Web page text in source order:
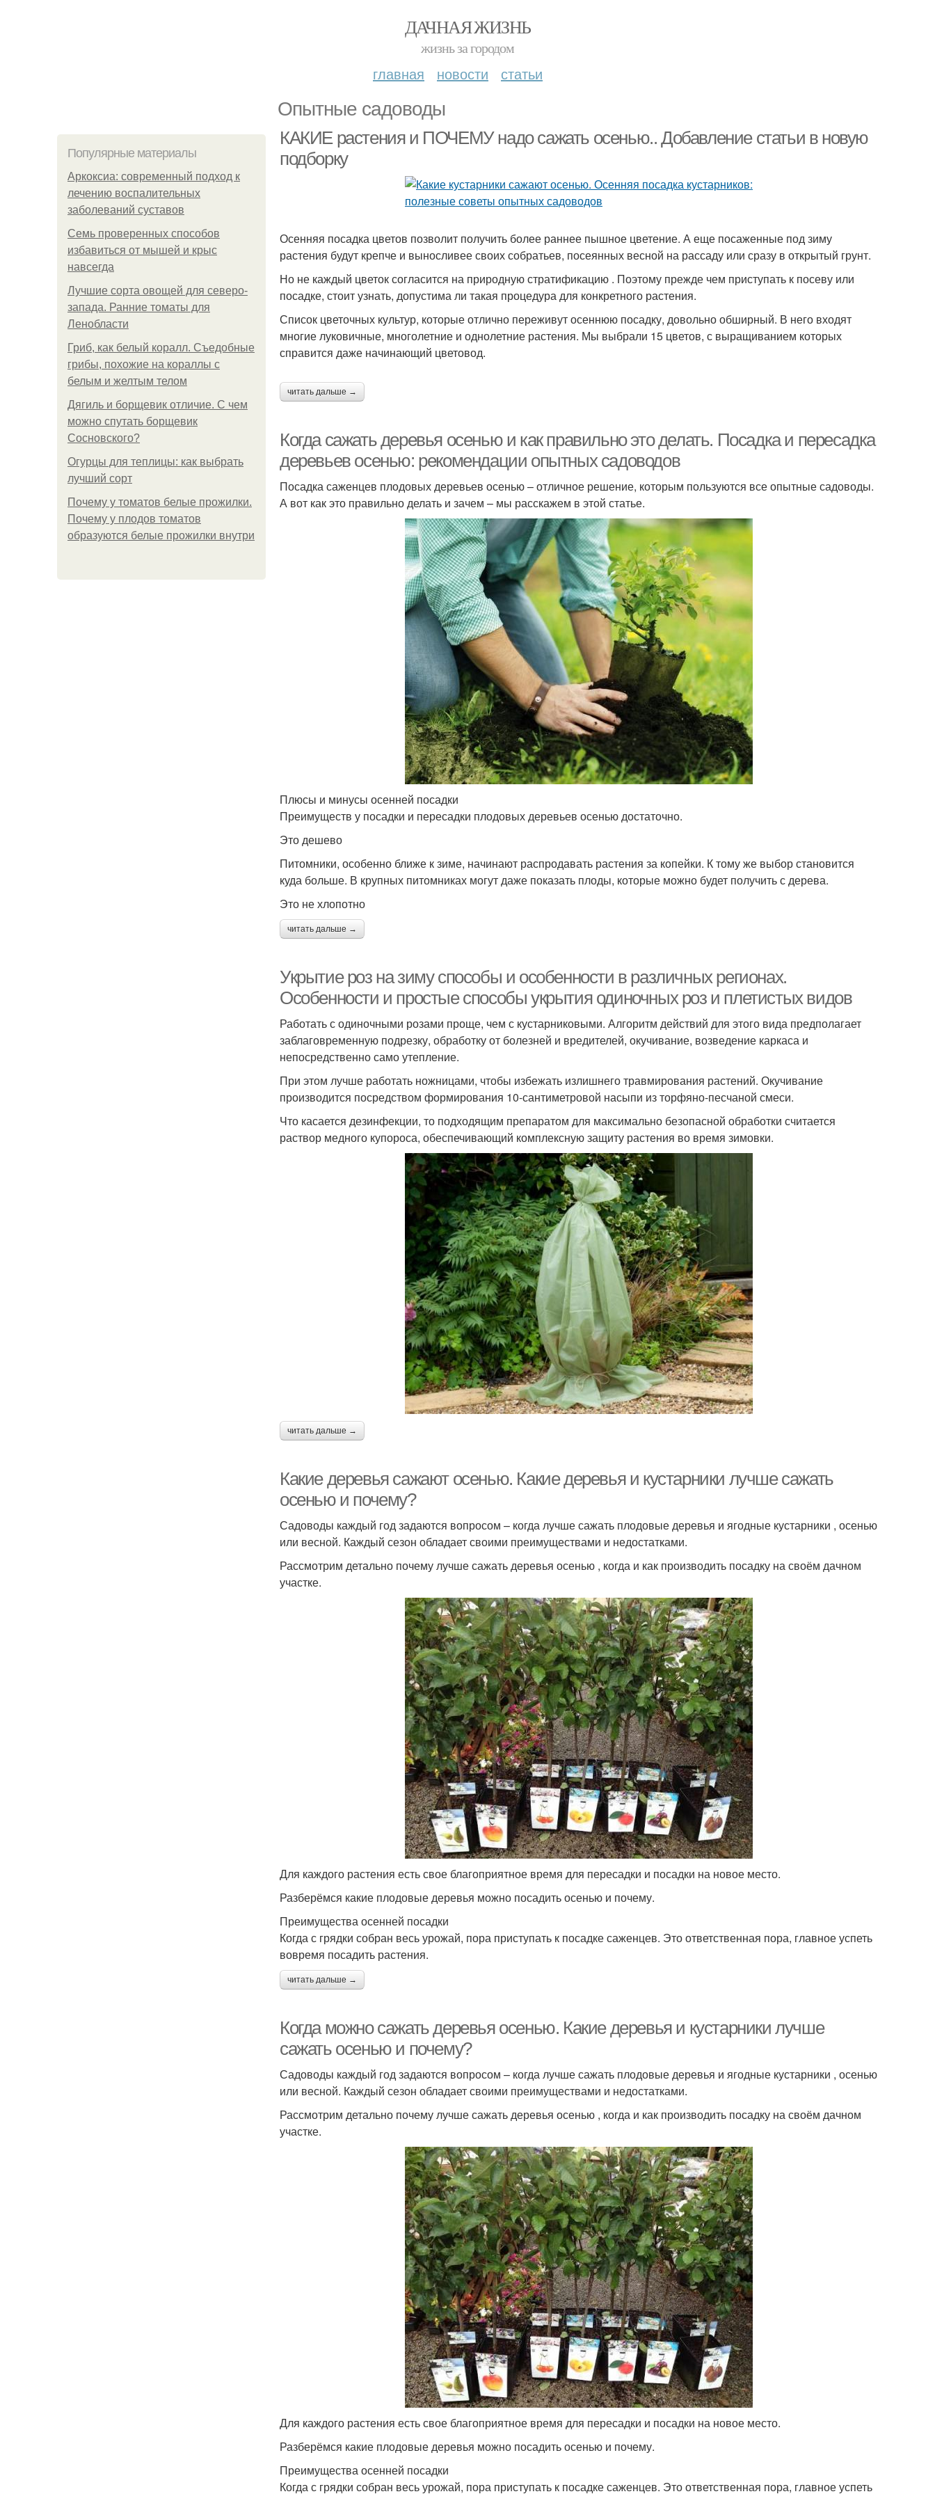
ДАЧНАЯ ЖИЗНЬ
жизнь за городом
главная новости статьи
Опытные садоводы
Популярные материалы
Аркоксиа: современный подход к
лечению воспалительных
заболеваний суставов
Семь проверенных способов
избавиться от мышей и крыс
навсегда
Лучшие сорта овощей для северо-
запада. Ранние томаты для
Ленобласти
Гриб, как белый коралл. Съедобные
грибы, похожие на кораллы с
белым и желтым телом
Дягиль и борщевик отличие. С чем
можно спутать борщевик
Сосновского?
Огурцы для теплицы: как выбрать
лучший сорт
Почему у томатов белые прожилки.
Почему у плодов томатов
образуются белые прожилки внутри
КАКИЕ растения и ПОЧЕМУ надо сажать осенью.. Добавление статьи в новую
подборку
Осенняя посадка цветов позволит получить более раннее пышное цветение. А еще посаженные под зиму
растения будут крепче и выносливее своих собратьев, посеянных весной на рассаду или сразу в открытый грунт.
Но не каждый цветок согласится на природную стратификацию . Поэтому прежде чем приступать к посеву или
посадке, стоит узнать, допустима ли такая процедура для конкретного растения.
Список цветочных культур, которые отлично переживут осеннюю посадку, довольно обширный. В него входят
многие луковичные, многолетние и однолетние растения. Мы выбрали 15 цветов, с выращиванием которых
справится даже начинающий цветовод.
читать дальше →
Когда сажать деревья осенью и как правильно это делать. Посадка и пересадка
деревьев осенью: рекомендации опытных садоводов
Посадка саженцев плодовых деревьев осенью – отличное решение, которым пользуются все опытные садоводы.
А вот как это правильно делать и зачем – мы расскажем в этой статье.
Плюсы и минусы осенней посадки
Преимуществ у посадки и пересадки плодовых деревьев осенью достаточно.
Это дешево
Питомники, особенно ближе к зиме, начинают распродавать растения за копейки. К тому же выбор становится
куда больше. В крупных питомниках могут даже показать плоды, которые можно будет получить с дерева.
Это не хлопотно
читать дальше →
Укрытие роз на зиму способы и особенности в различных регионах.
Особенности и простые способы укрытия одиночных роз и плетистых видов
Работать с одиночными розами проще, чем с кустарниковыми. Алгоритм действий для этого вида предполагает
заблаговременную подрезку, обработку от болезней и вредителей, окучивание, возведение каркаса и
непосредственно само утепление.
При этом лучше работать ножницами, чтобы избежать излишнего травмирования растений. Окучивание
производится посредством формирования 10-сантиметровой насыпи из торфяно-песчаной смеси.
Что касается дезинфекции, то подходящим препаратом для максимально безопасной обработки считается
раствор медного купороса, обеспечивающий комплексную защиту растения во время зимовки.
читать дальше →
Какие деревья сажают осенью. Какие деревья и кустарники лучше сажать
осенью и почему?
Садоводы каждый год задаются вопросом – когда лучше сажать плодовые деревья и ягодные кустарники , осенью
или весной. Каждый сезон обладает своими преимуществами и недостатками.
Рассмотрим детально почему лучше сажать деревья осенью , когда и как производить посадку на своём дачном
участке.
Для каждого растения есть свое благоприятное время для пересадки и посадки на новое место.
Разберёмся какие плодовые деревья можно посадить осенью и почему.
Преимущества осенней посадки
Когда с грядки собран весь урожай, пора приступать к посадке саженцев. Это ответственная пора, главное успеть
вовремя посадить растения.
читать дальше →
Когда можно сажать деревья осенью. Какие деревья и кустарники лучше
сажать осенью и почему?
Садоводы каждый год задаются вопросом – когда лучше сажать плодовые деревья и ягодные кустарники , осенью
или весной. Каждый сезон обладает своими преимуществами и недостатками.
Рассмотрим детально почему лучше сажать деревья осенью , когда и как производить посадку на своём дачном
участке.
Для каждого растения есть свое благоприятное время для пересадки и посадки на новое место.
Разберёмся какие плодовые деревья можно посадить осенью и почему.
Преимущества осенней посадки
Когда с грядки собран весь урожай, пора приступать к посадке саженцев. Это ответственная пора, главное успеть